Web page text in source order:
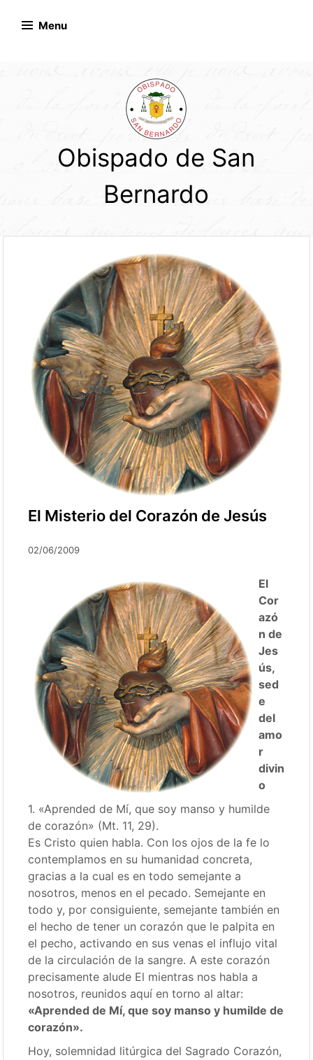
Menu
Obispado de San
Bernardo
El Misterio del Corazón de Jesús
02/06/2009
El
Cor
azó
n de
Jes
ús,
sed
e
del
amo
r
divin
o
1. «Aprended de Mí, que soy manso y humilde
de corazón» (Mt. 11, 29).
Es Cristo quien habla. Con los ojos de la fe lo
contemplamos en su humanidad concreta,
gracias a la cual es en todo semejante a
nosotros, menos en el pecado. Semejante en
todo y, por consiguiente, semejante también en
el hecho de tener un corazón que le palpita en
el pecho, activando en sus venas el influjo vital
de la circulación de la sangre. A este corazón
precisamente alude El mientras nos habla a
nosotros, reunidos aquí en torno al altar:
«Aprended de Mí, que soy manso y humilde de
corazón».
Hoy, solemnidad litúrgica del Sagrado Corazón,